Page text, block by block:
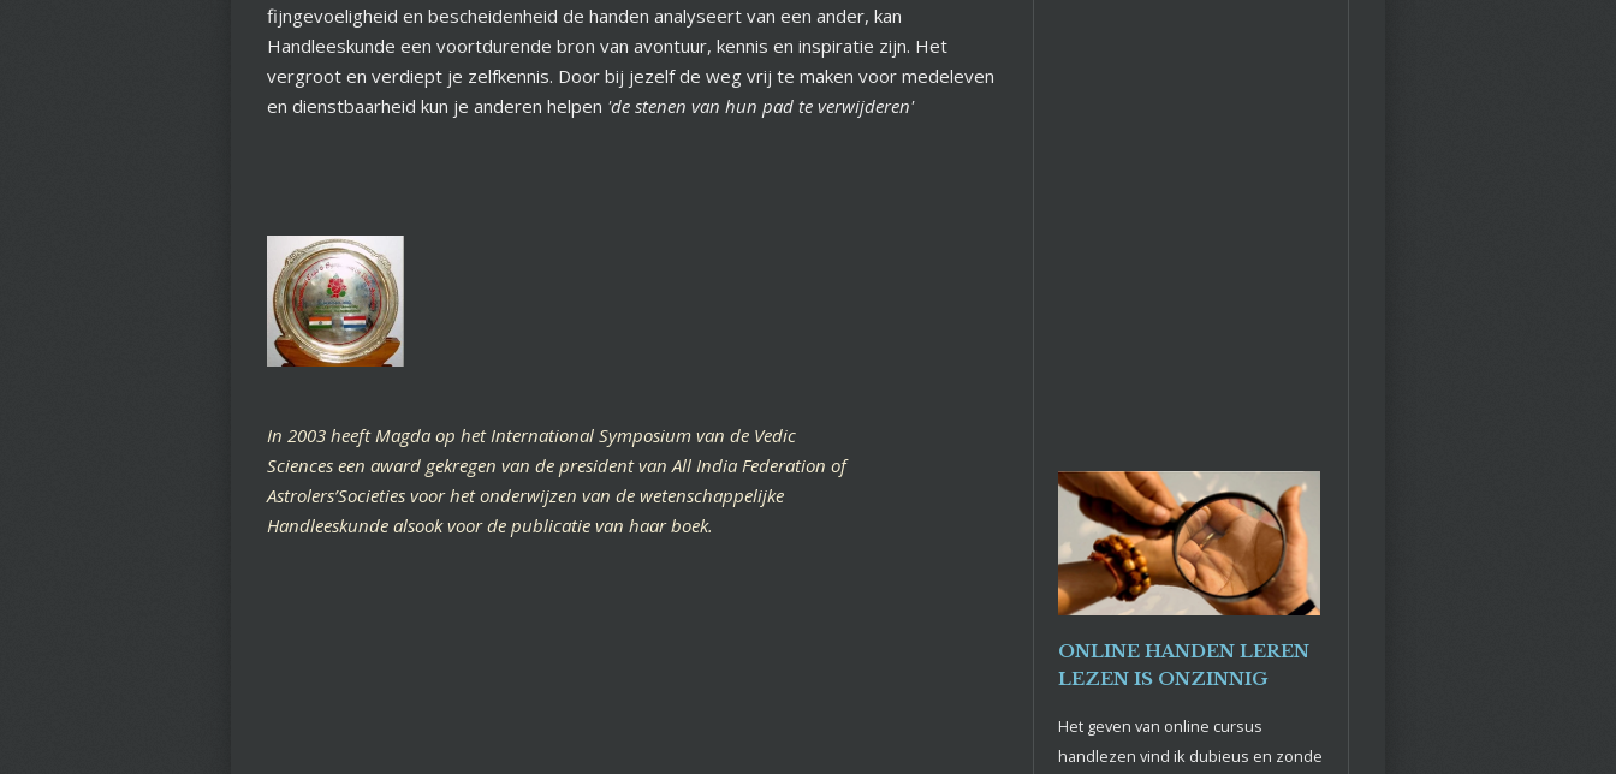
fijngevoeligheid en bescheidenheid de handen analyseert van een ander, kan
Handleeskunde een voortdurende bron van avontuur, kennis en inspiratie zijn. Het
vergroot en verdiept je zelfkennis. Door bij jezelf de weg vrij te maken voor medeleven
en dienstbaarheid kun je anderen helpen 'de stenen van hun pad te verwijderen'
In 2003 heeft Magda op het International Symposium van de Vedic
Sciences een award gekregen van de president van All India Federation of
Astrolers’Societies voor het onderwijzen van de wetenschappelijke
Handleeskunde alsook voor de publicatie van haar boek.
ONLINE HANDEN LEREN
LEZEN IS ONZINNIG
Het geven van online cursus
handlezen vind ik dubieus en zonde